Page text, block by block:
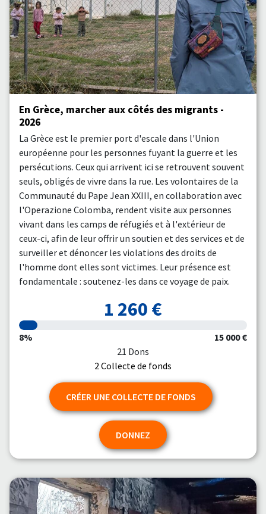
En Grèce, marcher aux côtés des migrants -
2026
La Grèce est le premier port d'escale dans l'Union
européenne pour les personnes fuyant la guerre et les
persécutions. Ceux qui arrivent ici se retrouvent souvent
seuls, obligés de vivre dans la rue. Les volontaires de la
Communauté du Pape Jean XXIII, en collaboration avec
l'Operazione Colomba, rendent visite aux personnes
vivant dans les camps de réfugiés et à l'extérieur de
ceux-ci, afin de leur offrir un soutien et des services et de
surveiller et dénoncer les violations des droits de
l'homme dont elles sont victimes. Leur présence est
fondamentale : soutenez-les dans ce voyage de paix.
1 260 €
8%
15 000 €
21 Dons
2 Collecte de fonds
CRÉER UNE COLLECTE DE FONDS
DONNEZ